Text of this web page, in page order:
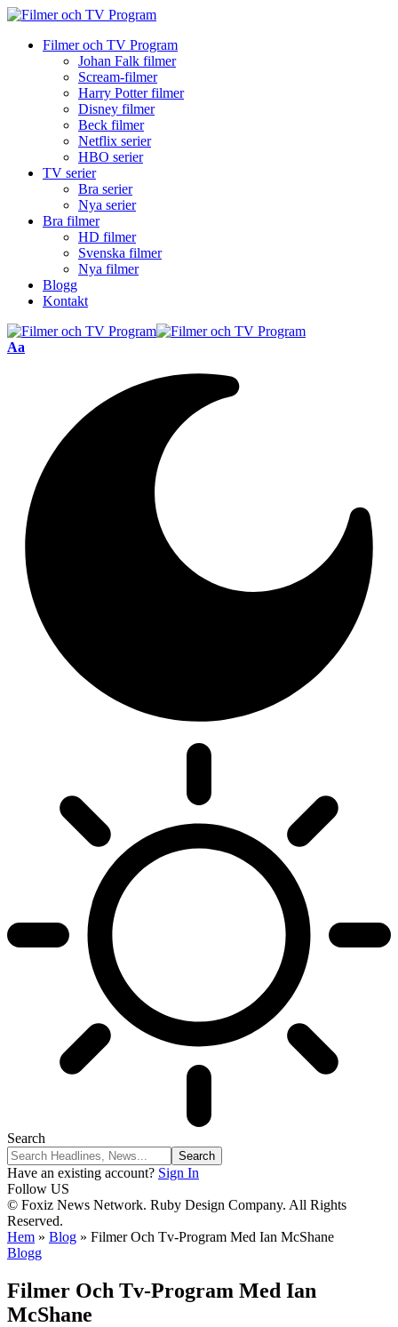
Filmer och TV Program
Johan Falk filmer
Scream-filmer
Harry Potter filmer
Disney filmer
Beck filmer
Netflix serier
HBO serier
TV serier
Bra serier
Nya serier
Bra filmer
HD filmer
Svenska filmer
Nya filmer
Blogg
Kontakt
Font
Aa
Search
Have an existing account? Sign In
Follow US
© Foxiz News Network. Ruby Design Company. All Rights
Reserved.
Hem » Blog » Filmer Och Tv-Program Med Ian McShane
Blogg
Filmer Och Tv-Program Med Ian
McShane